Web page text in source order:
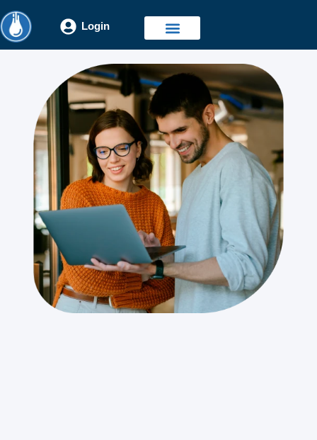
Login